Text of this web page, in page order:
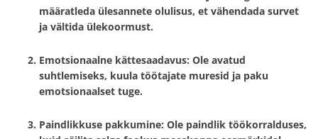
määratleda ülesannete olulisus, et vähendada survet
ja vältida ülekoormust.
Emotsionaalne kättesaadavus: Ole avatud
suhtlemiseks, kuula töötajate muresid ja paku
emotsionaalset tuge.
Paindlikkuse pakkumine: Ole paindlik töökorralduses,